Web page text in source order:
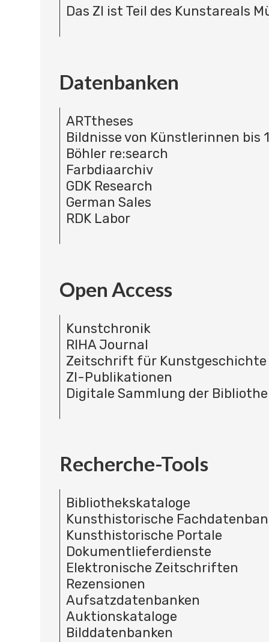
Das ZI ist Teil des Kunstareals
Datenbanken
ARTtheses
Bildnisse von Künstlerinnen bis
Böhler re:search
Farbdiaarchiv
GDK Research
German Sales
RDK Labor
Open Access
Kunstchronik
RIHA Journal
Zeitschrift für Kunstgeschichte
ZI-Publikationen
Digitale Sammlung der
Recherche-Tools
Bibliothekskataloge
Kunsthistorische
Kunsthistorische Portale
Dokumentlieferdienste
Elektronische Zeitschriften
Rezensionen
Aufsatzdatenbanken
Auktionskataloge
Bilddatenbanken